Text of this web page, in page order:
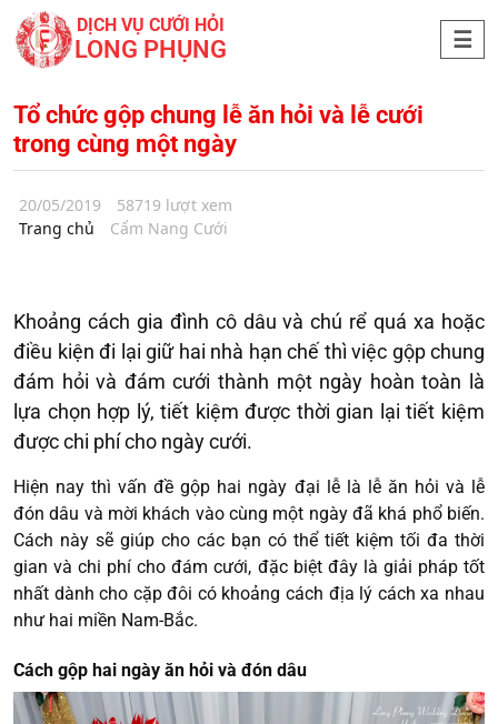
DỊCH VỤ CƯỚI HỎI
LONG PHỤNG
Tổ chức gộp chung lễ ăn hỏi và lễ cưới
trong cùng một ngày
20/05/2019
58719 lượt xem
Trang chủ
Cẩm Nang Cưới
Khoảng cách gia đình cô dâu và chú rể quá xa hoặc
điều kiện đi lại giữ hai nhà hạn chế thì việc gộp chung
đám hỏi và đám cưới thành một ngày hoàn toàn là
lựa chọn hợp lý, tiết kiệm được thời gian lại tiết kiệm
được chi phí cho ngày cưới.
Hiện nay thì vấn đề gộp hai ngày đại lễ là lễ ăn hỏi và lễ
đón dâu và mời khách vào cùng một ngày đã khá phổ biến.
Cách này sẽ giúp cho các bạn có thể tiết kiệm tối đa thời
gian và chi phí cho đám cưới, đặc biệt đây là giải pháp tốt
nhất dành cho cặp đôi có khoảng cách địa lý cách xa nhau
như hai miền Nam-Bắc.
Cách gộp hai ngày ăn hỏi và đón dâu